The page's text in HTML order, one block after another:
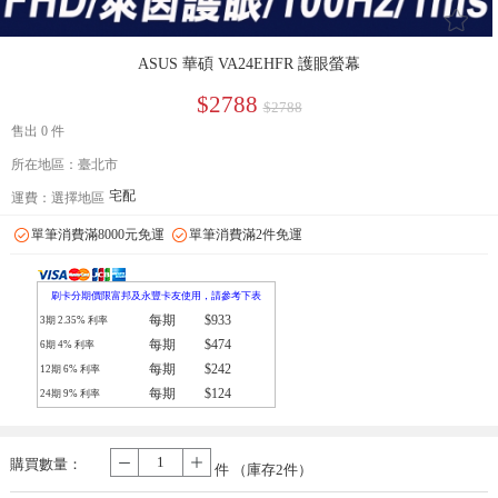
󰄔
ASUS 華碩 VA24EHFR 護眼螢幕
$2788 $2788
售出 0 件
所在地區：臺北市
運費： 選擇地區 宅配
單筆消費滿8000元免運 單筆消費滿2件免運
刷卡分期價限富邦及永豐卡友使用，請參考下表
3期 2.35% 利率 每期 $933
6期 4% 利率 每期 $474
12期 6% 利率 每期 $242
24期 9% 利率 每期 $124
購買數量：
- 件 （庫存2件）